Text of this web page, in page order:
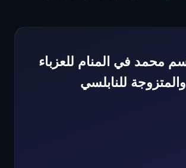
محمد في المنام للعزباء
والمتزوجة للنابلسي